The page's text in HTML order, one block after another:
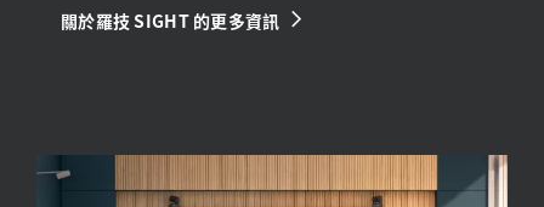
關於羅技 SIGHT 的更多資訊